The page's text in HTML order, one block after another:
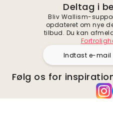
Deltag i
Bliv Wallism-
opdateret om nye
tilbud. Du kan
Følg os for